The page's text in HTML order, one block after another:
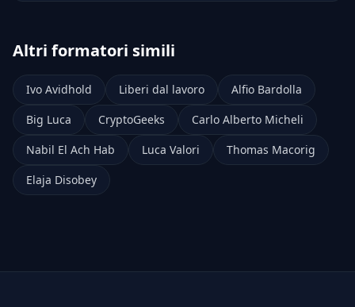
Altri formatori simili
Ivo Avidhold Liberi dal lavoro
Alfio Bardolla
Big Luca
CryptoGeeks
Carlo Alberto Micheli
Nabil El Ach Hab
Luca Valori
Thomas Macorig
Elaja Disobey